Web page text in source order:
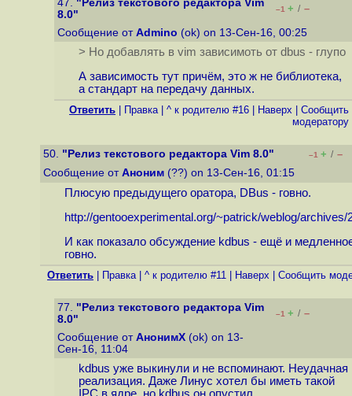
47. "Релиз текстового редактора Vim
8.0"
–1 + / –
Сообщение от Admino (ok) on 13-Сен-16, 00:25
> Но добавлять в vim зависимоть от dbus - глупо
А зависимость тут причём, это ж не библиотека,
а стандарт на передачу данных.
Ответить Правка| ^ к родителю #16 Наверх
Cообщить
модератору
50. "Релиз текстового редактора Vim 8.0" –1 + / –
Сообщение от Аноним (??) on 13-Сен-16, 01:15
Плюсую предыдущего оратора, DBus - гoвно.
http://gentooexperimental.org/~patrick/weblog/archives/
И как показало обсуждение kdbus - ещё и
гoвно.
Ответить Правка| ^ к родителю #11 Наверх Cообщить
77. "Релиз текстового редактора Vim
8.0"
–1 + / –
Сообщение от АнонимХ (ok) on 13-
Сен-16, 11:04
kdbus уже выкинули и не вспоминают. Неудачная
реализация. Даже Линус хотел бы иметь такой